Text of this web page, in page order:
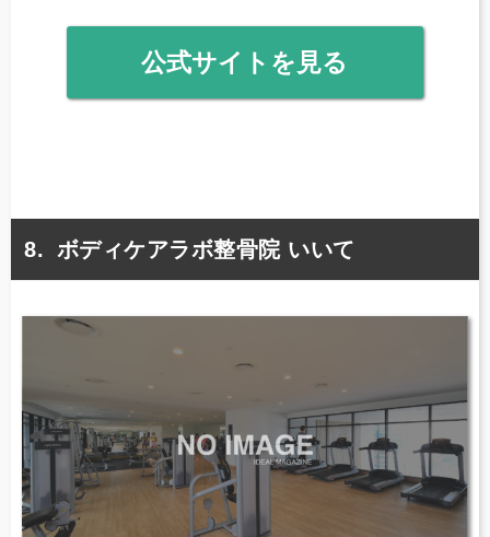
公式サイトを見る
ボディケアラボ整骨院 いいて